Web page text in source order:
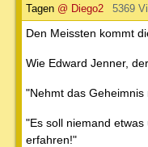
Tagen @ Diego2 5369
Den Meissten kommt
Wie Edward Jenner,
"Nehmt das Geheimnis
"Es soll niemand etwas
erfahren!"